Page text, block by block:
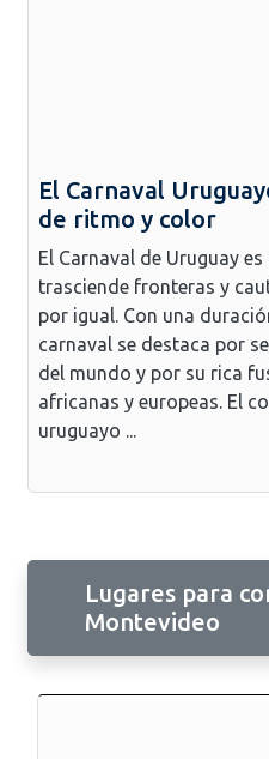
El Carnaval
de ritmo y color
El Carnaval de Uruguay
trasciende fronteras y
por igual. Con una
carnaval se destaca por
del mundo y por su rica
africanas y europeas. El
uruguayo ...
Lugares para
Montevideo